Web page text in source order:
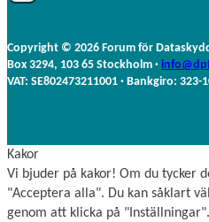
Copyright © 2026 Forum för
Box 3294, 103 65 Stockholm ·
VAT: SE802473211001 · Bankgiro: 323-
Kakor
Vi bjuder på kakor! Om du tycker
"Acceptera alla". Du kan såklart
genom att klicka på "Inställningar".